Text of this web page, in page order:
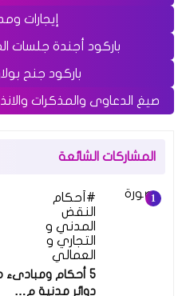
إيجارات
باركود أجندة جلسات
باركود جنح
صيغ الدعاوى والمذكرات
المشاركات الشائعة
أحكام
النقض
المدني و
التجاري و
العمالي
5 أحكام
دوائر مدنية م…